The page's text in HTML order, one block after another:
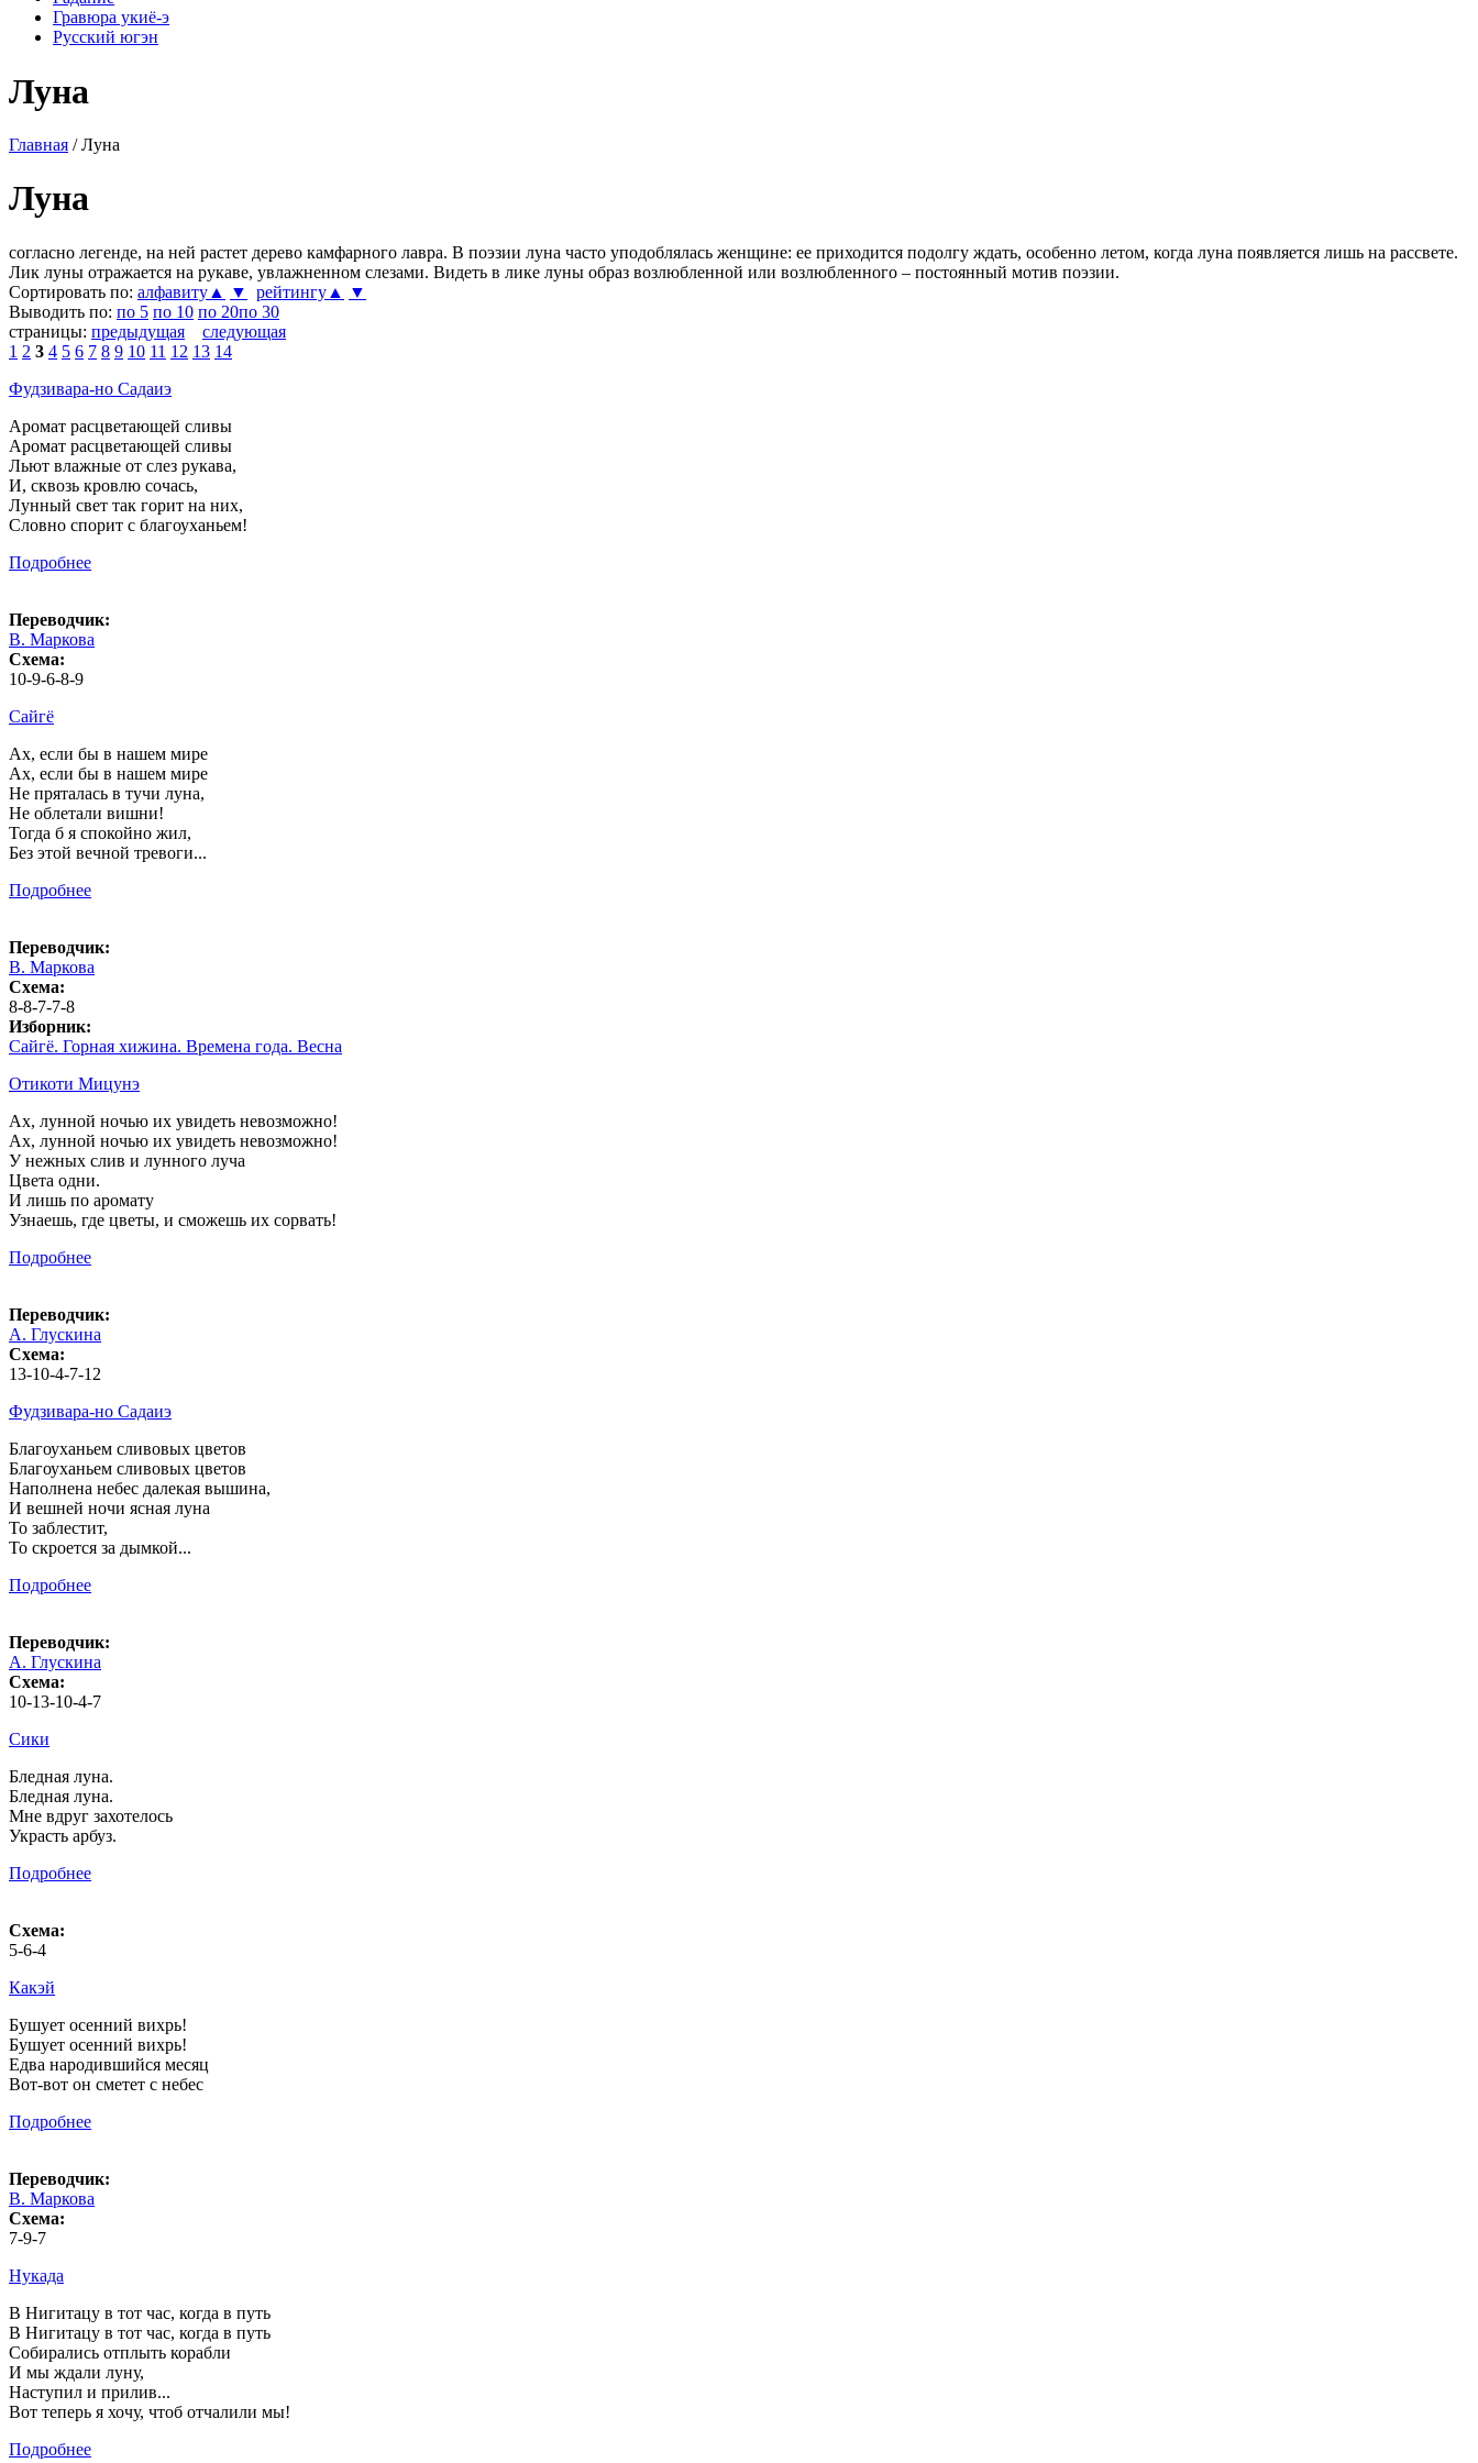
Гравюра укиё-э
Русский югэн
Луна
Главная / Луна
Луна
согласно легенде, на ней растет дерево камфарного лавра. В поэзии луна часто уподоблялась женщине: ее приходится подолгу ждать, особенно летом, когда луна появляется лишь на рассвете.
Лик луны отражается на рукаве, увлажненном слезами. Видеть в лике луны образ возлюбленной или возлюбленного – постоянный мотив поэзии.
Сортировать по: алфавиту▲ ▼ рейтингу▲
▼
Выводить по: по 5 по 10 по 20по 30
страницы: предыдущая
следующая
1 2 3 4 5 6 7 8 9 10 11 12 13 14
Фудзивара-но Садаиэ
Аромат расцветающей сливы
Аромат расцветающей сливы
Льют влажные от слез рукава,
И, сквозь кровлю сочась,
Лунный свет так горит на них,
Словно спорит с благоуханьем!
Подробнее
Переводчик:
В. Маркова
Схема:
10-9-6-8-9
Сайгё
Ах, если бы в нашем мире
Ах, если бы в нашем мире
Не пряталась в тучи луна,
Не облетали вишни!
Тогда б я спокойно жил,
Без этой вечной тревоги...
Подробнее
Переводчик:
В. Маркова
Схема:
8-8-7-7-8
Изборник:
Сайгё. Горная хижина. Времена года. Весна
Отикоти Мицунэ
Ах, лунной ночью их увидеть невозможно!
Ах, лунной ночью их увидеть невозможно!
У нежных слив и лунного луча
Цвета одни.
И лишь по аромату
Узнаешь, где цветы, и сможешь их сорвать!
Подробнее
Переводчик:
А. Глускина
Схема:
13-10-4-7-12
Фудзивара-но Садаиэ
Благоуханьем сливовых цветов
Благоуханьем сливовых цветов
Наполнена небес далекая вышина,
И вешней ночи ясная луна
То заблестит,
То скроется за дымкой...
Подробнее
Переводчик:
А. Глускина
Схема:
10-13-10-4-7
Сики
Бледная луна.
Бледная луна.
Мне вдруг захотелось
Украсть арбуз.
Подробнее
Схема:
5-6-4
Какэй
Бушует осенний вихрь!
Бушует осенний вихрь!
Едва народившийся месяц
Вот-вот он сметет с небес
Подробнее
Переводчик:
В. Маркова
Схема:
7-9-7
Нукада
В Нигитацу в тот час, когда в путь
В Нигитацу в тот час, когда в путь
Собирались отплыть корабли
И мы ждали луну,
Наступил и прилив...
Вот теперь я хочу, чтоб отчалили мы!
Подробнее